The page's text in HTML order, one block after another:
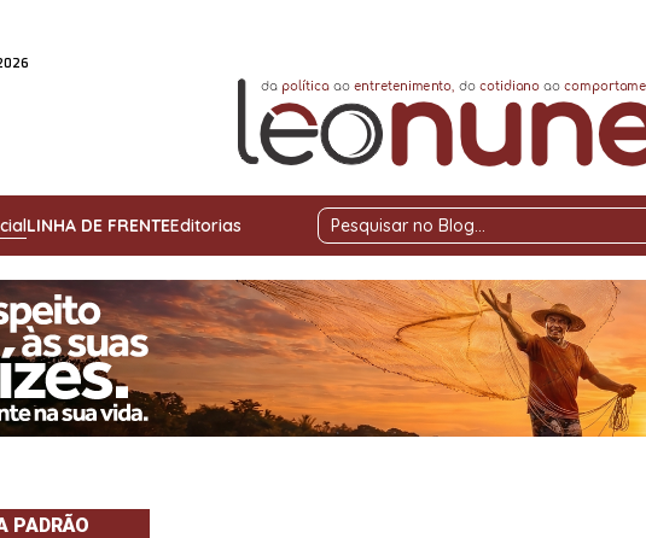
LINHA DE FRENTEEditorias
Pesquisar
PADRÃO